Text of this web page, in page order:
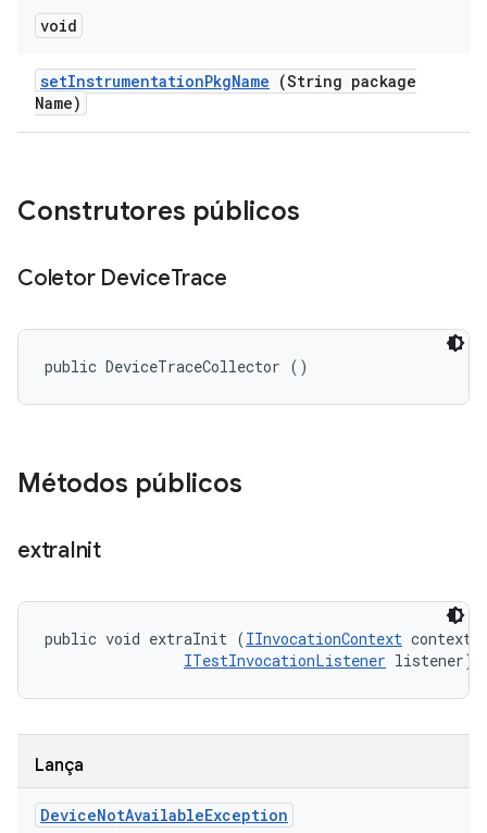
void
setInstrumentationPkgName (String package
Name)
Construtores públicos
Coletor DeviceTrace
public DeviceTraceCollector ()
Métodos públicos
extraInit
public void extraInit (IInvocationContext
ITestInvocationListener listener)
Lança
DeviceNotAvailableException